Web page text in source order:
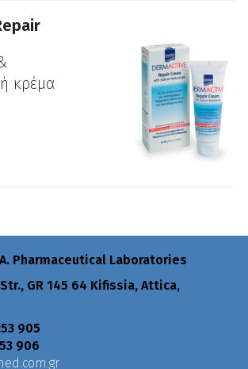
κρέμα
Pharmaceutical Laboratories
GR 145 64 Κifissia, Attica,
905
906